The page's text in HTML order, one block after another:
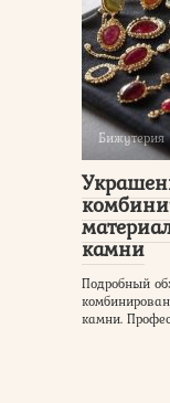
Бижутерия
камни
Подробный
камни.